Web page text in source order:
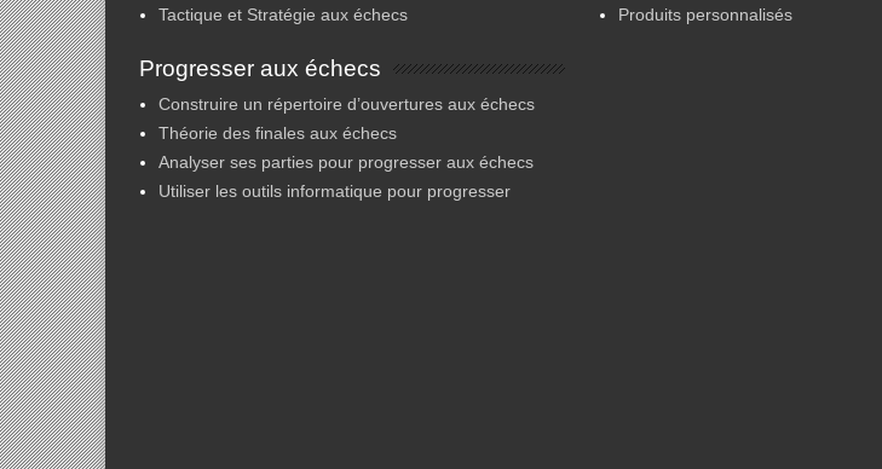
Tactique et Stratégie aux échecs
Progresser aux échecs
Construire un répertoire d’ouvertures aux échecs
Théorie des finales aux échecs
Analyser ses parties pour progresser aux échecs
Utiliser les outils informatique pour progresser
Produits personnalisés